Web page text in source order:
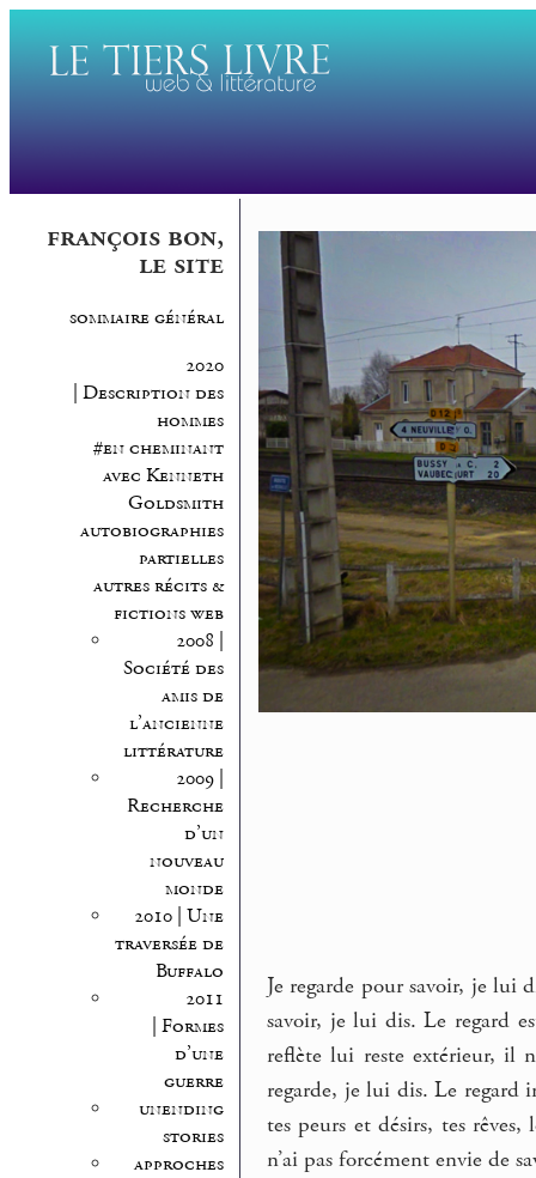
françois bon,
le site
sommaire général
2020
| Description des
hommes
#en cheminant
avec Kenneth
Goldsmith
autobiographies
partielles
autres récits &
fictions web
2008 |
Société des
amis de
l’ancienne
littérature
2009 |
Recherche
d’un
nouveau
monde
2010 | Une
traversée de
Buffalo
2011
| Formes
d’une
guerre
unending
stories
approches
Je regarde pour savoir, je lui
savoir, je lui dis. Le regard
reflète lui reste extérieur, il
regarde, je lui dis. Le regard
tes peurs et désirs, tes rêves,
n’ai pas forcément envie de